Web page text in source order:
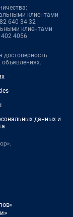
клиентами
640 34 32
клиентами
4056
достоверность
данных и